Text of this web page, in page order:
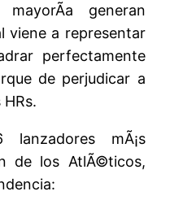
generan
viene a representar
perfectamente
de perjudicar a
mÃ¡s
de los AtlÃ©ticos,